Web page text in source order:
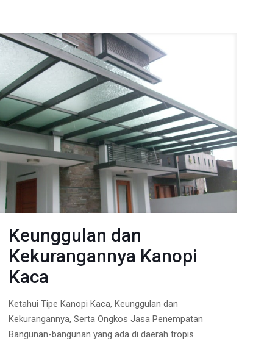
Keunggulan dan
Kekurangannya Kanopi
Kaca
Ketahui Tipe Kanopi Kaca, Keunggulan dan
Kekurangannya, Serta Ongkos Jasa Penempatan
Bangunan-bangunan yang ada di daerah tropis